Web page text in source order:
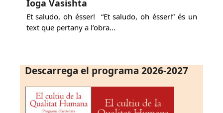
Ioga Vasishta
Et saludo, oh ésser! “Et saludo, oh ésser!” és un
text que pertany a l’obra…
Descarrega el programa 2026-2027